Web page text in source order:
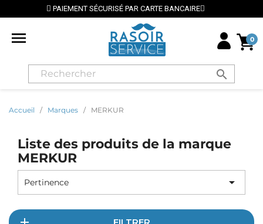
SÉCURISÉ PAR CARTE BANCAIRE
 0
search
Accueil Marques MERKUR
Liste des produits de la marque
MERKUR
Pertinence 